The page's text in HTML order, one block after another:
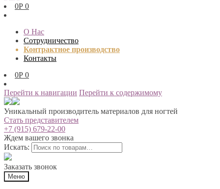
0Р 0
О Нас
Сотрудничество
Контрактное производство
Контакты
0Р 0
Перейти к навигации Перейти к содержимому
Уникальный производитель материалов для ногтей
Стать представителем
+7 (915) 679-22-00
Ждем вашего звонка
Искать:
Заказать звонок
Меню